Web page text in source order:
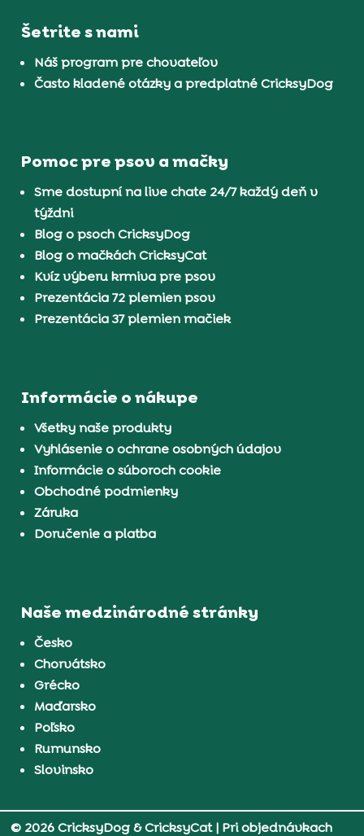
Šetrite s nami
Náš program pre chovateľov
Často kladené otázky a predplatné CricksyDog
Pomoc pre psov a mačky
Sme dostupní na live chate 24/7 každý deň v
týždni
Blog o psoch CricksyDog
Blog o mačkách CricksyCat
Kvíz výberu krmiva pre psov
Prezentácia 72 plemien psov
Prezentácia 37 plemien mačiek
Informácie o nákupe
Všetky naše produkty
Vyhlásenie o ochrane osobných údajov
Informácie o súboroch cookie
Obchodné podmienky
Záruka
Doručenie a platba
Naše medzinárodné stránky
Česko
Chorvátsko
Grécko
Maďarsko
Poľsko
Rumunsko
Slovinsko
© 2026 CricksyDog & CricksyCat| Pri objednávkach